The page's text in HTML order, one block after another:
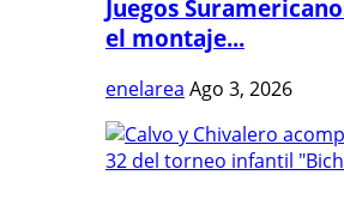
Juegos
el montaje...
enelarea Ago 3, 2026